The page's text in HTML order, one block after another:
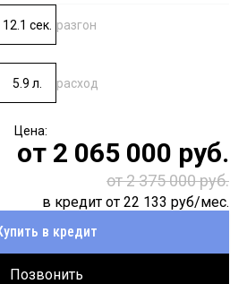
12.1 сек. разгон
5.9 л. расход
от 2 065 000 руб.
от 2 375 000 руб.
в кредит от 22 133 руб/мес.
в кредит
Позвонить